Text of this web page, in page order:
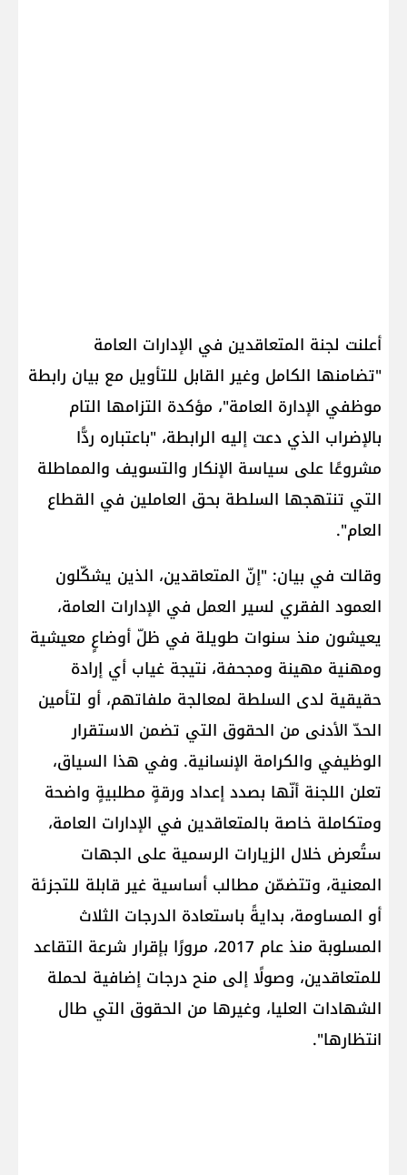
أعلنت لجنة المتعاقدين في الإدارات العامة
"تضامنها الكامل وغير القابل للتأويل مع بيان رابطة
موظفي الإدارة العامة"، مؤكدة التزامها التام
بالإضراب الذي دعت إليه الرابطة، "باعتباره ردًّا
مشروعًا على سياسة الإنكار والتسويف والمماطلة
التي تنتهجها السلطة بحق العاملين في القطاع
العام".
وقالت في بيان: "إنّ المتعاقدين، الذين يشكّلون
العمود الفقري لسير العمل في الإدارات العامة،
يعيشون منذ سنوات طويلة في ظلّ أوضاعٍ معيشية
ومهنية مهينة ومجحفة، نتيجة غياب أي إرادة
حقيقية لدى السلطة لمعالجة ملفاتهم، أو لتأمين
الحدّ الأدنى من الحقوق التي تضمن الاستقرار
الوظيفي والكرامة الإنسانية. وفي هذا السياق،
تعلن اللجنة أنّها بصدد إعداد ورقةٍ مطلبيةٍ واضحة
ومتكاملة خاصة بالمتعاقدين في الإدارات العامة،
ستُعرض خلال الزيارات الرسمية على الجهات
المعنية، وتتضمّن مطالب أساسية غير قابلة للتجزئة
أو المساومة، بدايةً باستعادة الدرجات الثلاث
المسلوبة منذ عام 2017، مرورًا بإقرار شرعة التقاعد
للمتعاقدين، وصولًا إلى منح درجات إضافية لحملة
الشهادات العليا، وغيرها من الحقوق التي طال
انتظارها".